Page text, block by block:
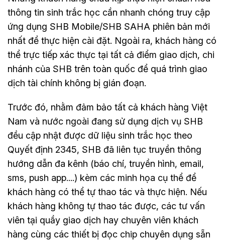
thông tin sinh trắc học cần nhanh chóng truy cập
ứng dụng SHB Mobile/SHB SAHA phiên bản mới
nhất để thực hiện cài đặt. Ngoài ra, khách hàng có
thể trực tiếp xác thực tại tất cả điểm giao dịch, chi
nhánh của SHB trên toàn quốc để quá trình giao
dịch tài chính không bị gián đoạn.
Trước đó, nhằm đảm bảo tất cả khách hàng Việt
Nam và nước ngoài đang sử dụng dịch vụ SHB
đều cập nhật được dữ liệu sinh trắc học theo
Quyết định 2345, SHB đã liên tục truyền thông
hướng dẫn đa kênh (báo chí, truyền hình, email,
sms, push app....) kèm các minh họa cụ thể để
khách hàng có thể tự thao tác và thực hiện. Nếu
khách hàng không tự thao tác được, các tư vấn
viên tại quầy giao dịch hay chuyên viên khách
hàng cùng các thiết bị đọc chip chuyên dụng sẵn